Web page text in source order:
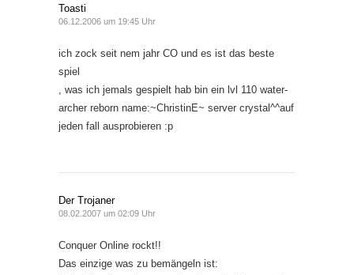
Toasti
06.12.2006 um 19:45 Uhr
ich zock seit nem jahr CO und es ist das beste
spiel
, was ich jemals gespielt hab bin ein lvl 110 water-
archer reborn name:~ChristinE~ server crystal^^auf
jeden fall ausprobieren :p
Der Trojaner
08.02.2007 um 02:09 Uhr
Conquer Online rockt!!
Das einzige was zu bemängeln ist: